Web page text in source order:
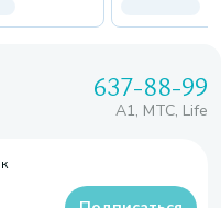
637-88-99
A1, МТС, Life